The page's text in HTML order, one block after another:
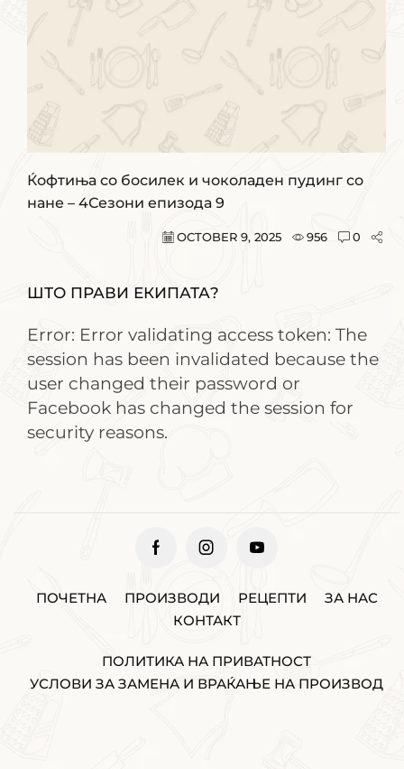
Ќофтиња со босилек и чоколаден пудинг со
нане – 4Сезони епизода 9
OCTOBER 9, 2025 956 0
ШТО ПРАВИ ЕКИПАТА?
Error: Error validating access token: The
session has been invalidated because the
user changed their password or
Facebook has changed the session for
security reasons.
ПОЧЕТНА ПРОИЗВОДИ РЕЦЕПТИ
ЗА НАС
КОНТАКТ
ПОЛИТИКА НА ПРИВАТНОСТ
УСЛОВИ ЗА ЗАМЕНА И ВРАЌАЊЕ НА ПРОИЗВОД